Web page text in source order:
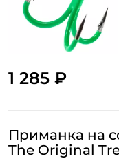
1 285 ₽
Приманка на
The Original